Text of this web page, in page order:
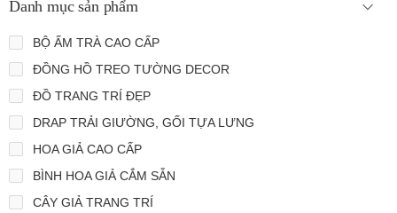
Danh mục sản phẩm
BỘ ẤM TRÀ CAO CẤP
ĐỒNG HỒ TREO TƯỜNG DECOR
ĐỒ TRANG TRÍ ĐẸP
DRAP TRẢI GIƯỜNG, GỐI TỰA LƯNG
HOA GIẢ CAO CẤP
BÌNH HOA GIẢ CẮM SẴN
CÂY GIẢ TRANG TRÍ